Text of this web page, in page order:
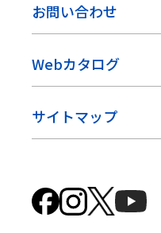
お問い合わせ
Webカタログ
サイトマップ